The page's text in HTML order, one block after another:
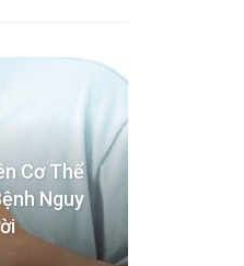
Cơ Thể
Nguy